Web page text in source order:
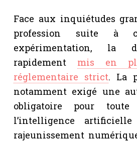
Face aux inquiétudes
profession suite à
expérimentation, la
rapidement mis en
réglementaire strict. La
notamment exigé une
obligatoire pour
l’intelligence
rajeunissement